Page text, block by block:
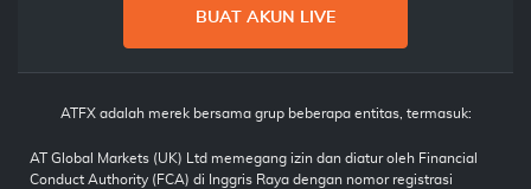
BUAT AKUN LIVE
ATFX adalah merek bersama grup beberapa entitas, termasuk:
AT Global Markets (UK) Ltd memegang izin dan diatur oleh Financial
Conduct Authority (FCA) di Inggris Raya dengan nomor registrasi